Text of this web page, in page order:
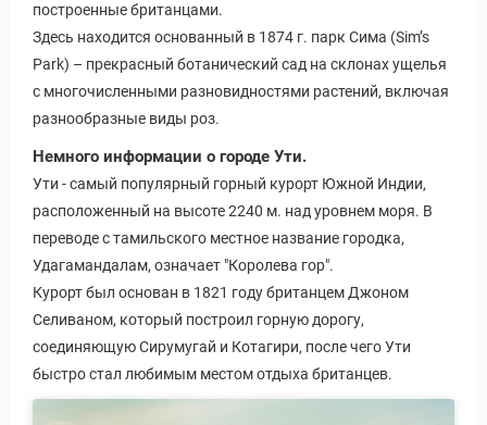
построенные британцами.
Здесь находится основанный в 1874 г. парк Сима (Sim’s
Park) – прекрасный ботанический сад на склонах ущелья
с многочисленными разновидностями растений, включая
разнообразные виды роз.
Немного информации о городе Ути.
Ути - самый популярный горный курорт Южной Индии,
расположенный на высоте 2240 м. над уровнем моря. В
переводе с тамильского местное название городка,
Удагамандалам, означает "Королева гор".
Курорт был основан в 1821 году британцем Джоном
Селиваном, который построил горную дорогу,
соединяющую Сирумугай и Котагири, после чего Ути
быстро стал любимым местом отдыха британцев.